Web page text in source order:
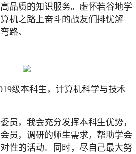
品质的知识服务。虚怀若谷地学
机之路上奋斗的战友们排忧解
路。
级本科生，计算机科学与技术
员，我会充分发挥本科生优势，
员，调研的师生需求，帮助学会
性的活动。同时，尽自己最大努